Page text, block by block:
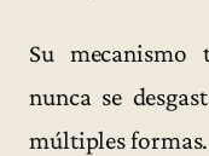
Su mecanismo
nunca se
múltiples formas.